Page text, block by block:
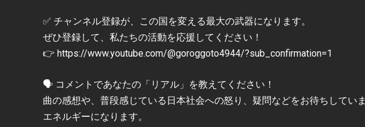
✅ チャンネル登録が、この国を変える最大の武器になります。
ぜひ登録して、私たちの活動を応援してください！
👉 https://www.youtube.com/@goroggoto4944/?sub_confirmation=1
🗣 コメントであなたの「リアル」を教えてください！
曲の感想や、普段感じている日本社会への怒り、疑問などをお待ちしてい
エネルギーになります。